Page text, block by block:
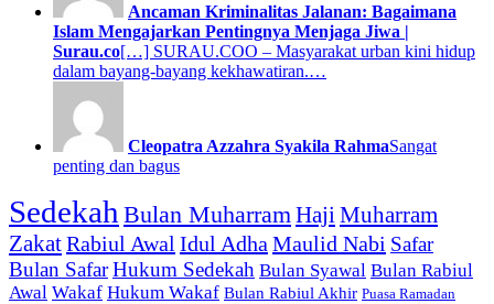
Ancaman Kriminalitas Jalanan: Bagaimana
Islam Mengajarkan Pentingnya Menjaga Jiwa |
Surau.co[…] SURAU.COO – Masyarakat urban kini hidup
dalam bayang-bayang kekhawatiran.…
Cleopatra Azzahra Syakila RahmaSangat
penting dan bagus
Sedekah Bulan Muharram Haji Muharram
ZakatRabiul Awal Idul Adha Maulid Nabi Safar
Bulan SafarHukum Sedekah Bulan Syawal Bulan Rabiul
Awal Wakaf Hukum Wakaf Bulan Rabiul Akhir Puasa Ramadan